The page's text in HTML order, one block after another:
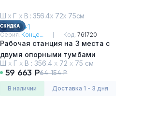
Ш х Г х В : 356.4х 72х 75см
+1
Серия: Конце... Код: 761720
Рабочая станция на 3 места с
двумя опорными тумбами
Дуб Мали - Белый
Ш х Г х В : 356.4 х 72 х 75 см
59 663 Р64 154 Р
в наличии Доставка 1 - 3 дня